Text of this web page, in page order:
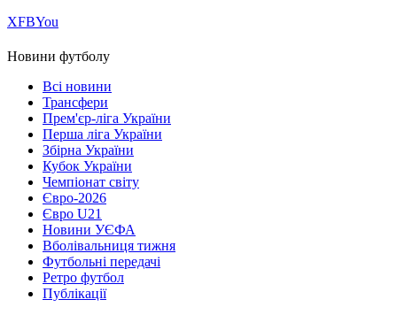
ХFBYou
Новини футболу
Всі новини
Трансфери
Прем'єр-ліга України
Перша ліга України
Збірна України
Кубок України
Чемпіонат світу
Євро-2026
Євро U21
Новини УЄФА
Вболівальниця тижня
Футбольні передачі
Ретро футбол
Публікації